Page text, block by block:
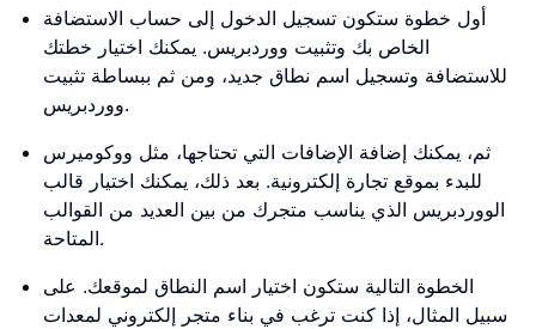
أول خطوة ستكون تسجيل الدخول إلى حساب الاستضافة
الخاص بك وتثبيت ووردبريس. يمكنك اختيار خطتك
للاستضافة وتسجيل اسم نطاق جديد، ومن ثم ببساطة تثبيت
ووردبريس.
ثم، يمكنك إضافة الإضافات التي تحتاجها، مثل ووكوميرس
للبدء بموقع تجارة إلكترونية. بعد ذلك، يمكنك اختيار قالب
الووردبريس الذي يناسب متجرك من بين العديد من القوالب
المتاحة.
الخطوة التالية ستكون اختيار اسم النطاق لموقعك. على
سبيل المثال، إذا كنت ترغب في بناء متجر إلكتروني لمعدات